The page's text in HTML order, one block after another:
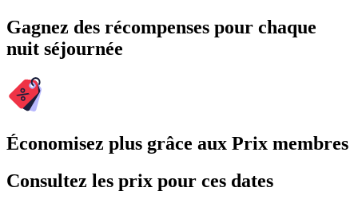
Gagnez des récompenses pour chaque
nuit séjournée
Économisez plus grâce aux Prix membres
Consultez les prix pour ces dates